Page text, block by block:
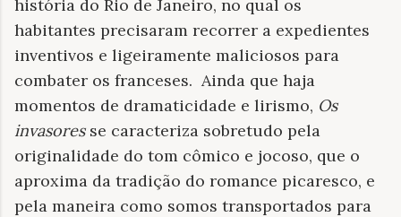
história do Rio de Janeiro, no qual os
habitantes precisaram recorrer a expedientes
inventivos e ligeiramente maliciosos para
combater os franceses. Ainda que haja
momentos de dramaticidade e lirismo, Os
invasoresse caracteriza sobretudo pela
originalidade do tom cômico e jocoso, que o
aproxima da tradição do romance picaresco, e
pela maneira como somos transportados para